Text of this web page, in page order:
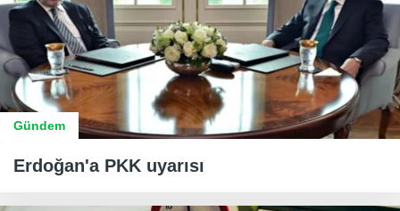
Gündem
Erdoğan'a PKK uyarısı